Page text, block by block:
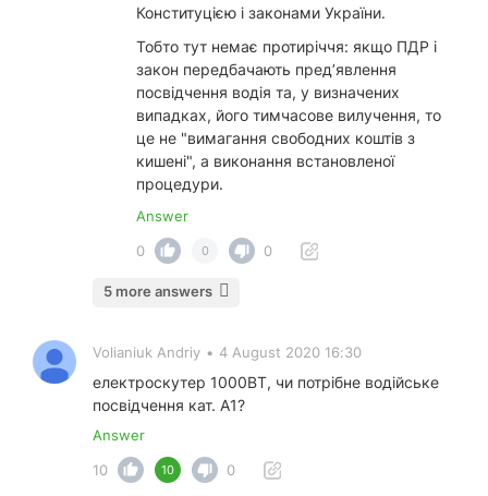
Конституцією і законами України.
Тобто тут немає протиріччя: якщо ПДР і
закон передбачають пред’явлення
посвідчення водія та, у визначених
випадках, його тимчасове вилучення, то
це не "вимагання свободних коштів з
кишені", а виконання встановленої
процедури.
Answer
0
0 0
5 more answers
Volianiuk Andriy • 4 August 2020 16:30
електроскутер 1000ВТ, чи потрібне водійське
посвідчення кат. А1?
Answer
10
10 0